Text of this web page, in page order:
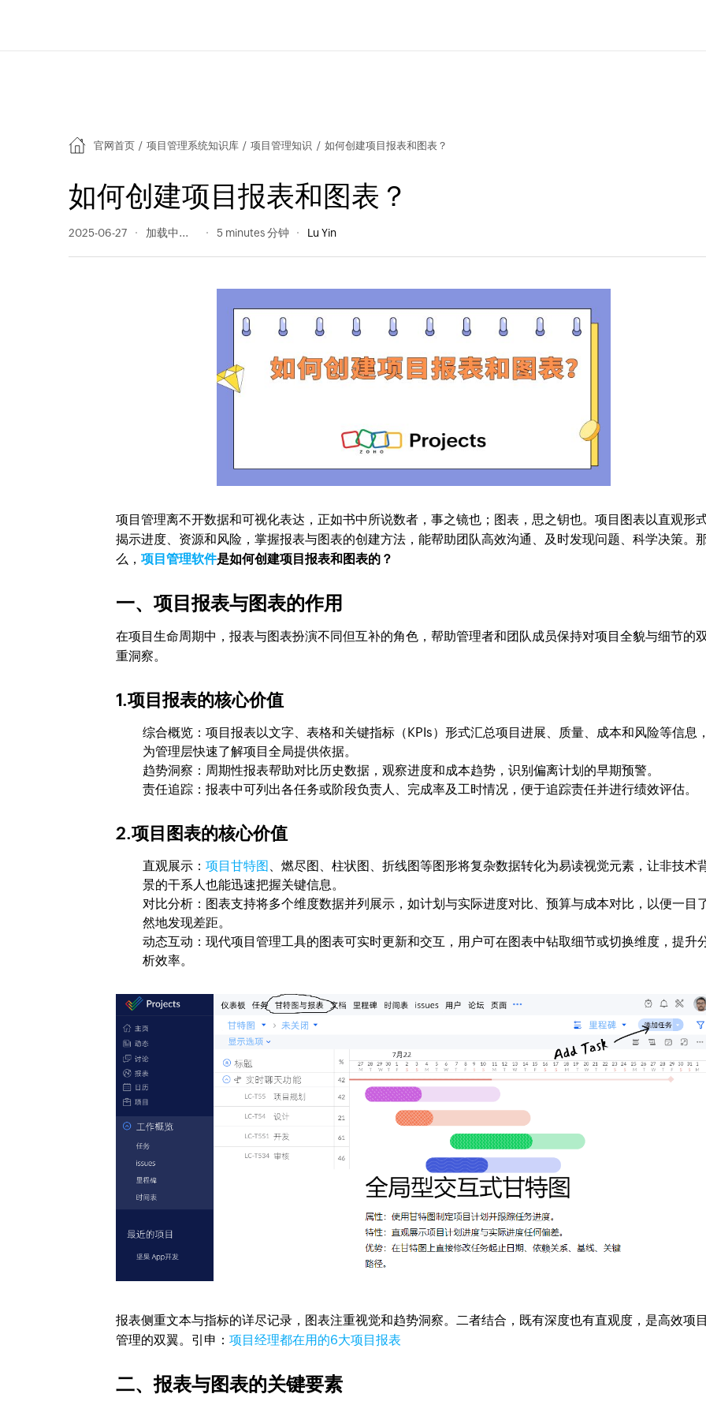
官网首页 / 项目管理系统知识库 / 项目管理知识 / 如何创建项目报表和图表？
如何创建项目报表和图表？
2025-06-27 172 阅读量 5 minutes 分钟 Lu Yin
项目管理离不开数据和可视化表达，正如书中所说数者，事之镜也；图表，思之钥也。项目图表以直观形
揭示进度、资源和风险，掌握报表与图表的创建方法，能帮助团队高效沟通、及时发现问题、科学决策。
么， 项目管理软件是如何创建项目报表和图表的？
一、项目报表与图表的作用
在项目生命周期中，报表与图表扮演不同但互补的角色，帮助管理者和团队成员保持对项目全貌与细节的
重洞察。
1.项目报表的核心价值
综合概览：项目报表以文字、表格和关键指标（KPIs）形式汇总项目进展、质量、成本和风险等信息
为管理层快速了解项目全局提供依据。
趋势洞察：周期性报表帮助对比历史数据，观察进度和成本趋势，识别偏离计划的早期预警。
责任追踪：报表中可列出各任务或阶段负责人、完成率及工时情况，便于追踪责任并进行绩效评估。
2.项目图表的核心价值
直观展示： 项目甘特图、燃尽图、柱状图、折线图等图形将复杂数据转化为易读视觉元素，让非技术
景的干系人也能迅速把握关键信息。
对比分析：图表支持将多个维度数据并列展示，如计划与实际进度对比、预算与成本对比，以便一目
然地发现差距。
动态互动：现代项目管理工具的图表可实时更新和交互，用户可在图表中钻取细节或切换维度，提升
析效率。
报表侧重文本与指标的详尽记录，图表注重视觉和趋势洞察。二者结合，既有深度也有直观度，是高效项
管理的双翼。引申： 项目经理都在用的6大项目报表
二、报表与图表的关键要素